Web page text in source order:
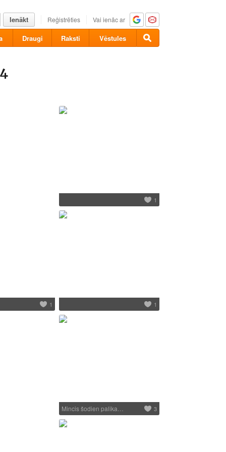
Ienākt Reģistrēties Vai ienāc ar
Draugi Raksti Vēstules
1
1 1
Mincis šodien palika… 3